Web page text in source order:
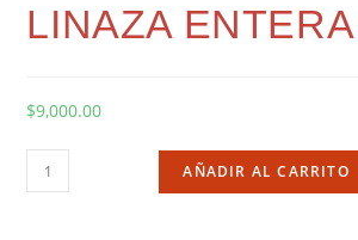
LINAZA ENTERA
$9,000.00
AÑADIR AL CARRITO